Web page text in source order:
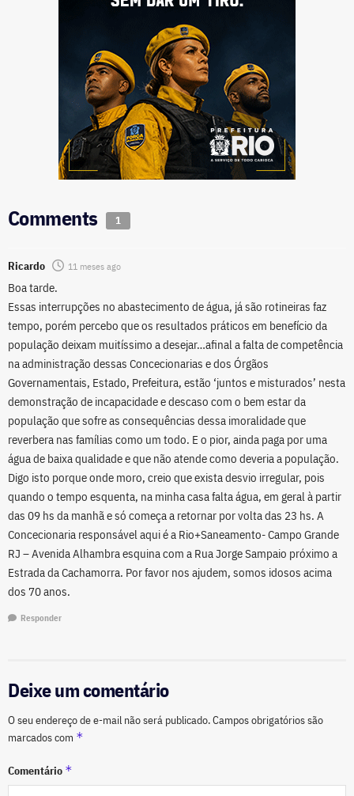
Comments 1
Ricardo 11 meses ago
Boa tarde.
Essas interrupções no abastecimento de água, já são rotineiras faz
tempo, porém percebo que os resultados práticos em benefício da
população deixam muitíssimo a desejar…afinal a falta de competência
na administração dessas Concecionarias e dos Órgãos
Governamentais, Estado, Prefeitura, estão ‘juntos e misturados’ nesta
demonstração de incapacidade e descaso com o bem estar da
população que sofre as consequências dessa imoralidade que
reverbera nas famílias como um todo. E o pior, ainda paga por uma
água de baixa qualidade e que não atende como deveria a população.
Digo isto porque onde moro, creio que exista desvio irregular, pois
quando o tempo esquenta, na minha casa falta água, em geral à partir
das 09 hs da manhã e só começa a retornar por volta das 23 hs. A
Concecionaria responsável aqui é a Rio+Saneamento- Campo Grande
RJ – Avenida Alhambra esquina com a Rua Jorge Sampaio próximo a
Estrada da Cachamorra. Por favor nos ajudem, somos idosos acima
dos 70 anos.
Responder
Deixe um comentário
O seu endereço de e-mail não será publicado.Campos obrigatórios são
marcados com *
Comentário *